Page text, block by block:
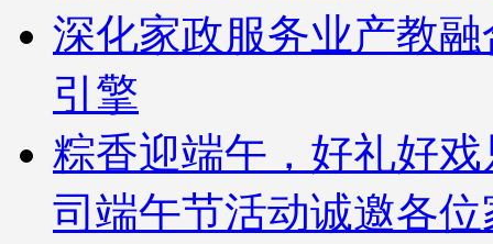
深化家政服务业产教
引擎
粽香迎端午，好礼好
司端午节活动诚邀各